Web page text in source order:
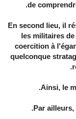
de
14. En second lieu,
les militaires
coercition à
quelconque